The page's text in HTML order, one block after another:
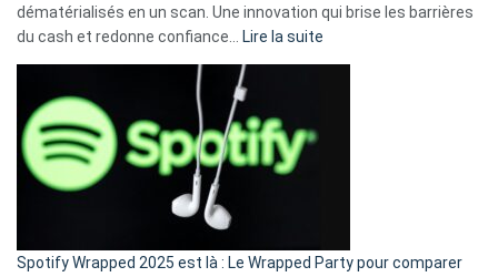
dématérialisés en un scan. Une innovation qui brise les barrières
du cash et redonne confiance… Lire la suite
Fini
»
Spotify Wrapped 2025 est là : Le Wrapped Party pour comparer